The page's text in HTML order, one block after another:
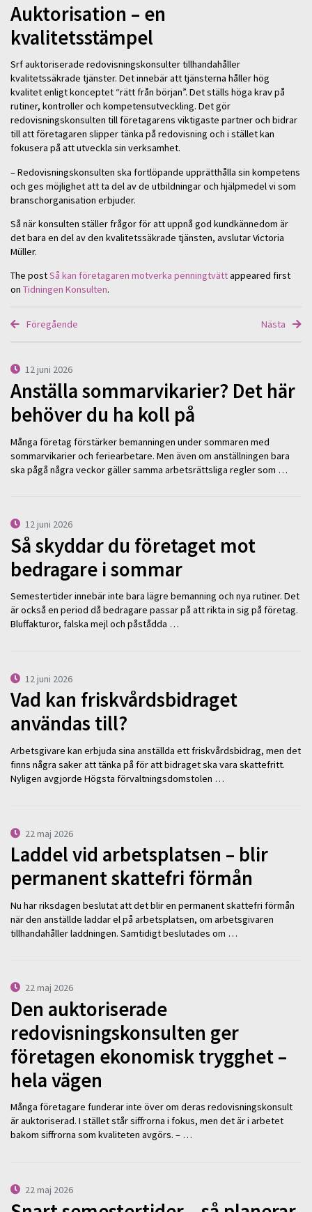
Auktorisation – en
kvalitetsstämpel
Srf auktoriserade redovisningskonsulter tillhandahåller
kvalitetssäkrade tjänster. Det innebär att tjänsterna håller hög
kvalitet enligt konceptet “rätt från början”. Det ställs höga krav på
rutiner, kontroller och kompetensutveckling. Det gör
redovisningskonsulten till företagarens viktigaste partner och bidrar
till att företagaren slipper tänka på redovisning och i stället kan
fokusera på att utveckla sin verksamhet.
– Redovisningskonsulten ska fortlöpande upprätthålla sin kompetens
och ges möjlighet att ta del av de utbildningar och hjälpmedel vi som
branschorganisation erbjuder.
Så när konsulten ställer frågor för att uppnå god kundkännedom är
det bara en del av den kvalitetssäkrade tjänsten, avslutar Victoria
Müller.
The postSå kan företagaren motverka penningtvättappeared first
on Tidningen Konsulten.
Föregående Nästa
12 juni 2026
Anställa sommarvikarier? Det här
behöver du ha koll på
Många företag förstärker bemanningen under sommaren med
sommarvikarier och feriearbetare. Men även om anställningen bara
ska pågå några veckor gäller samma arbetsrättsliga regler som …
12 juni 2026
Så skyddar du företaget mot
bedragare i sommar
Semestertider innebär inte bara lägre bemanning och nya rutiner. Det
är också en period då bedragare passar på att rikta in sig på företag.
Bluffakturor, falska mejl och påstådda …
12 juni 2026
Vad kan friskvårdsbidraget
användas till?
Arbetsgivare kan erbjuda sina anställda ett friskvårdsbidrag, men det
finns några saker att tänka på för att bidraget ska vara skattefritt.
Nyligen avgjorde Högsta förvaltningsdomstolen …
22 maj 2026
Laddel vid arbetsplatsen – blir
permanent skattefri förmån
Nu har riksdagen beslutat att det blir en permanent skattefri förmån
när den anställde laddar el på arbetsplatsen, om arbetsgivaren
tillhandahåller laddningen. Samtidigt beslutades om …
22 maj 2026
Den auktoriserade
redovisningskonsulten ger
företagen ekonomisk trygghet –
hela vägen
Många företagare funderar inte över om deras redovisningskonsult
är auktoriserad. I stället står siffrorna i fokus, men det är i arbetet
bakom siffrorna som kvaliteten avgörs. – …
22 maj 2026